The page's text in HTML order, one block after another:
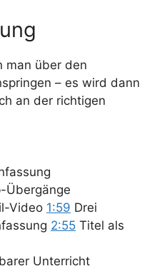
man über den
– es wird dann
an der richtigen
Übergänge
Video 1:59 Drei
2:55 Titel als
Unterricht